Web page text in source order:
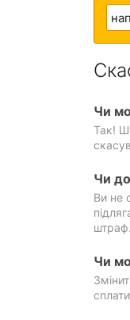
Чи
Так!
Чи
Ви не
Чи